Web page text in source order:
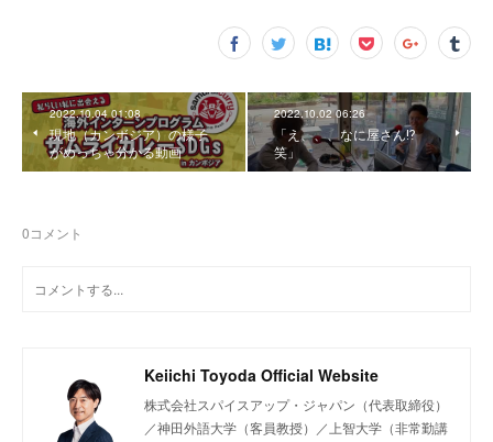
2022.10.04 01:08
現地（カンボジア）の様子
がめっちゃ分かる動画
2022.10.02 06:26
「え、、、なに屋さん⁉️
笑」
0コメント
Keiichi Toyoda Official Website
株式会社スパイスアップ・ジャパン（代表取締役）
／神田外語大学（客員教授）／上智大学（非常勤講